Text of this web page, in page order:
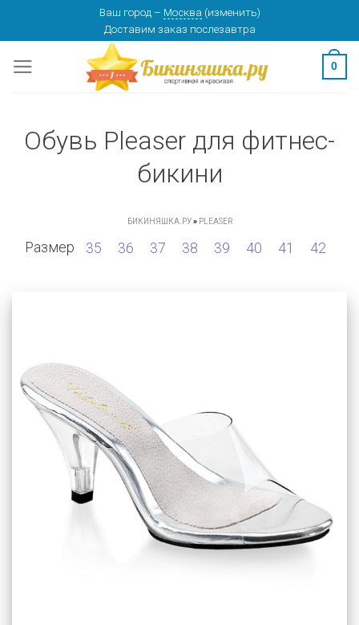
content
Ваш город – Москва (изменить)
Доставим заказ послезавтра
0
Обувь Pleaser для фитнес-
бикини
БИКИНЯШКА.РУ» PLEASER
Размер 35 36 37 38 39 40 41 42